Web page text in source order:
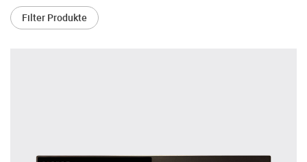
gekauft. Leider bereuen viele Menschen ihre
Entscheidung, weil ihr persönlicher
Vereinbaren Sie einen Hörtermin.
Filter Produkte